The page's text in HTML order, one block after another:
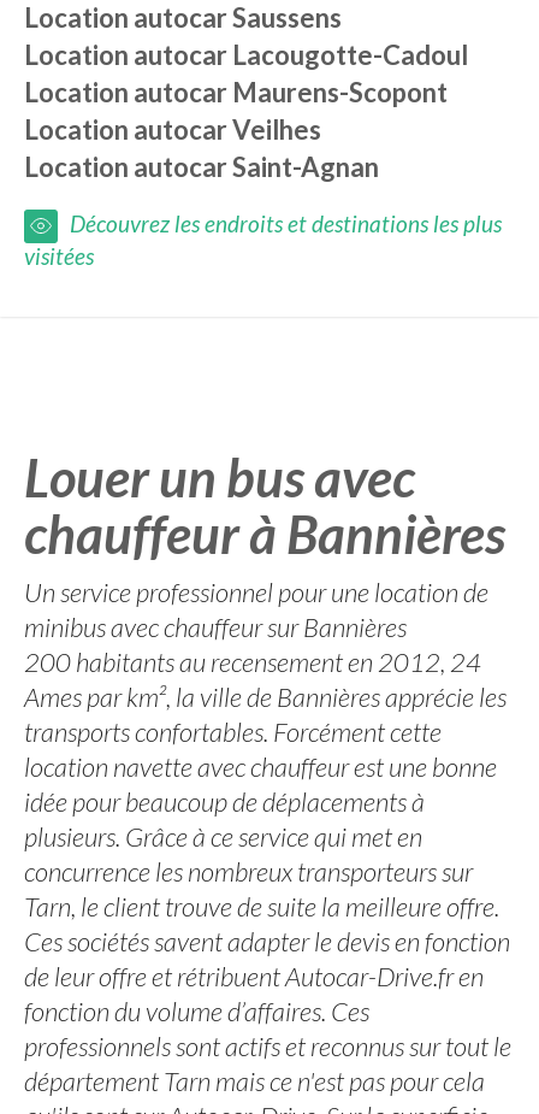
Location autocarSaussens
Location autocar Lacougotte-Cadoul
Location autocar Maurens-Scopont
Location autocarVeilhes
Location autocarSaint-Agnan
Découvrez les endroits et destinations les plus
visitées
Louer un bus avec
chauffeur à Bannières
Un service professionnel pour une location de
minibus avec chauffeur sur Bannières
200 habitants au recensement en 2012, 24
Ames par km², la ville de Bannières apprécie les
transports confortables. Forcément cette
location navette avec chauffeur est une bonne
idée pour beaucoup de déplacements à
plusieurs. Grâce à ce service qui met en
concurrence les nombreux transporteurs sur
Tarn, le client trouve de suite la meilleure offre.
Ces sociétés savent adapter le devis en fonction
de leur offre et rétribuent Autocar-Drive.fr en
fonction du volume d’affaires. Ces
professionnels sont actifs et reconnus sur tout le
département Tarn mais ce n'est pas pour cela